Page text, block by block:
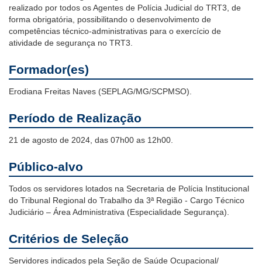
realizado por todos os Agentes de Polícia Judicial do TRT3, de
forma obrigatória, possibilitando o desenvolvimento de
competências técnico-administrativas para o exercício de
atividade de segurança no TRT3.
Formador(es)
Erodiana Freitas Naves (SEPLAG/MG/SCPMSO).
Período de Realização
21 de agosto de 2024, das 07h00 as 12h00.
Público-alvo
Todos os servidores lotados na Secretaria de Polícia Institucional
do Tribunal Regional do Trabalho da 3ª Região - Cargo Técnico
Judiciário – Área Administrativa (Especialidade Segurança).
Critérios de Seleção
Servidores indicados pela Seção de Saúde Ocupacional/